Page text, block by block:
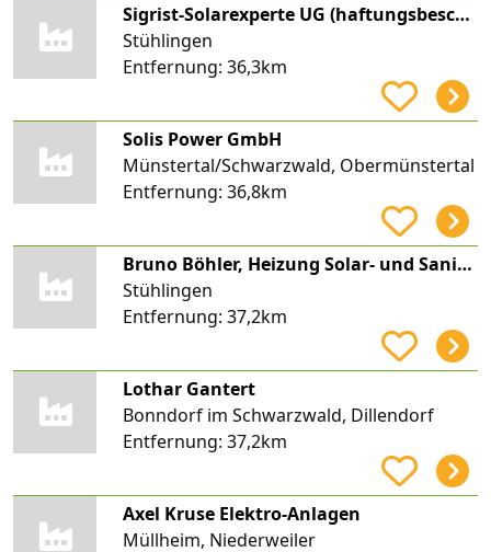
Sigrist-Solarexperte UG (haftungsbeschränkt)
Stühlingen
Entfernung: 36,3km
Solis Power GmbH
Münstertal/Schwarzwald, Obermünstertal
Entfernung: 36,8km
Bruno Böhler, Heizung Solar- und Sanitärtechnik, Heizungsbau Böhler
Stühlingen
Entfernung: 37,2km
Lothar Gantert
Bonndorf im Schwarzwald, Dillendorf
Entfernung: 37,2km
Axel Kruse Elektro-Anlagen
Müllheim, Niederweiler